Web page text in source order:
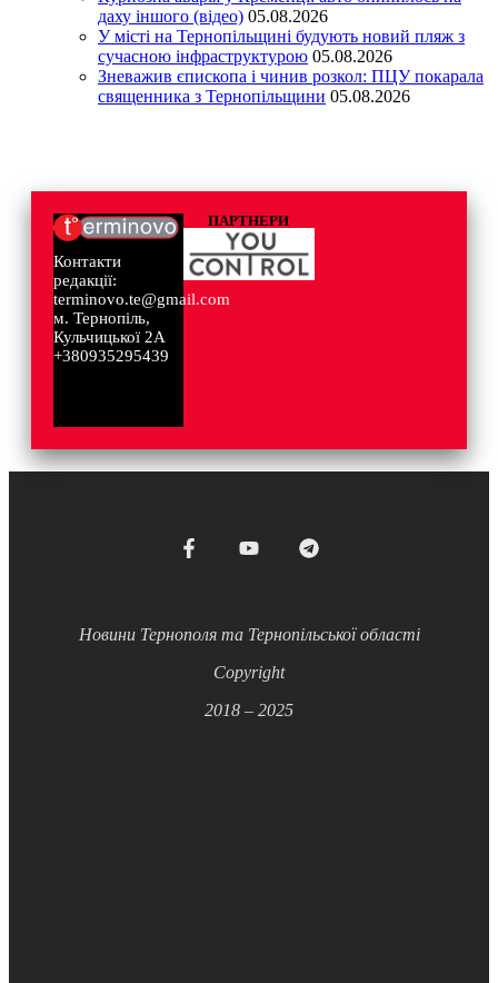
даху іншого (відео) 05.08.2026
У місті на Тернопільщині будують новий пляж з
сучасною інфраструктурою 05.08.2026
Зневажив єпископа і чинив розкол: ПЦУ покарала
священника з Тернопільщини 05.08.2026
Контакти
редакції:
terminovo.te@gmail.com
м. Тернопіль,
Кульчицької 2А
+380935295439
ПАРТНЕРИ
Новини Тернополя та Тернопільської області
Copyright
2018 – 2025